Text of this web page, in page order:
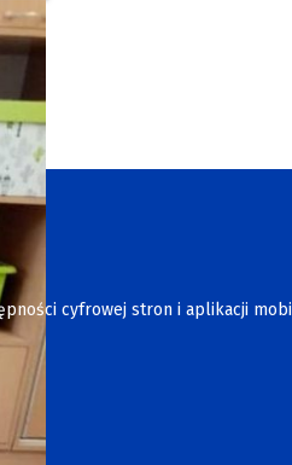
cyfrowej stron i aplikacji